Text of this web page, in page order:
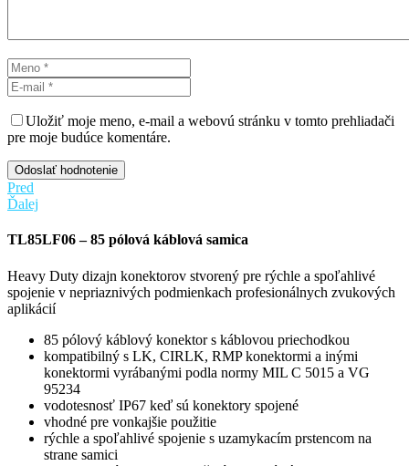
Uložiť moje meno, e-mail a webovú stránku v tomto prehliadači
pre moje budúce komentáre.
Odoslať hodnotenie
Pred
Ďalej
TL85LF06 – 85 pólová káblová samica
Heavy Duty dizajn konektorov stvorený pre rýchle a spoľahlivé
spojenie v nepriaznivých podmienkach profesionálnych zvukových
aplikácií
85 pólový káblový konektor s káblovou priechodkou
kompatibilný s LK, CIRLK, RMP konektormi a inými
konektormi vyrábanými podla normy MIL C 5015 a VG
95234
vodotesnosť IP67 keď sú konektory spojené
vhodné pre vonkajšie použitie
rýchle a spoľahlivé spojenie s uzamykacím prstencom na
strane samici